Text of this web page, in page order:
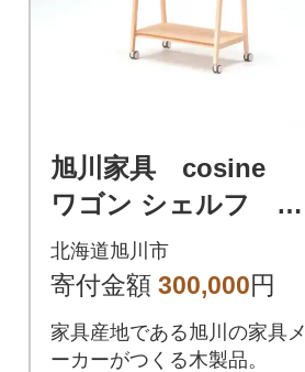
旭川家具 cosine
ワゴン シェルフ メ
ープル_04445
北海道旭川市
寄付金額 300,000円
家具産地である旭川の家具メ
ーカーがつくる木製品。